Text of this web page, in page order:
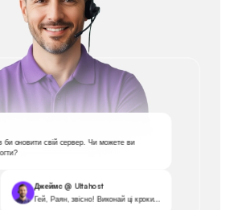
би оновити свій сервер. Чи можете ви
Джеймс @ Ultahost
Гей, Раян, звісно! Виконай ці кроки...